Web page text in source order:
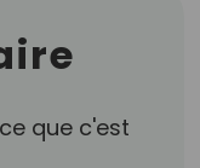
que c'est